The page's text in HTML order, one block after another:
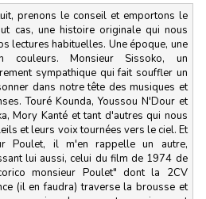
prenons le conseil et emportons le
cas, une histoire originale qui nous
lectures habituelles. Une époque, une
couleurs. Monsieur Sissoko, un
sympathique qui fait souffler un
dans notre tête des musiques et
Touré Kounda, Youssou N'Dour et
Mory Kanté et tant d'autres qui nous
et leurs voix tournées vers le ciel. Et
Poulet, il m'en rappelle un autre,
lui aussi, celui du film de 1974 de
monsieur Poulet" dont la 2CV
(il en faudra) traverse la brousse et